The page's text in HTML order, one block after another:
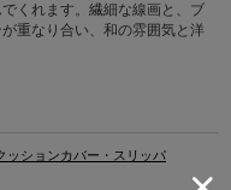
くれます。繊細な線画と、ブ
重なり合い、和の雰囲気と洋
ッションカバー・スリッパ